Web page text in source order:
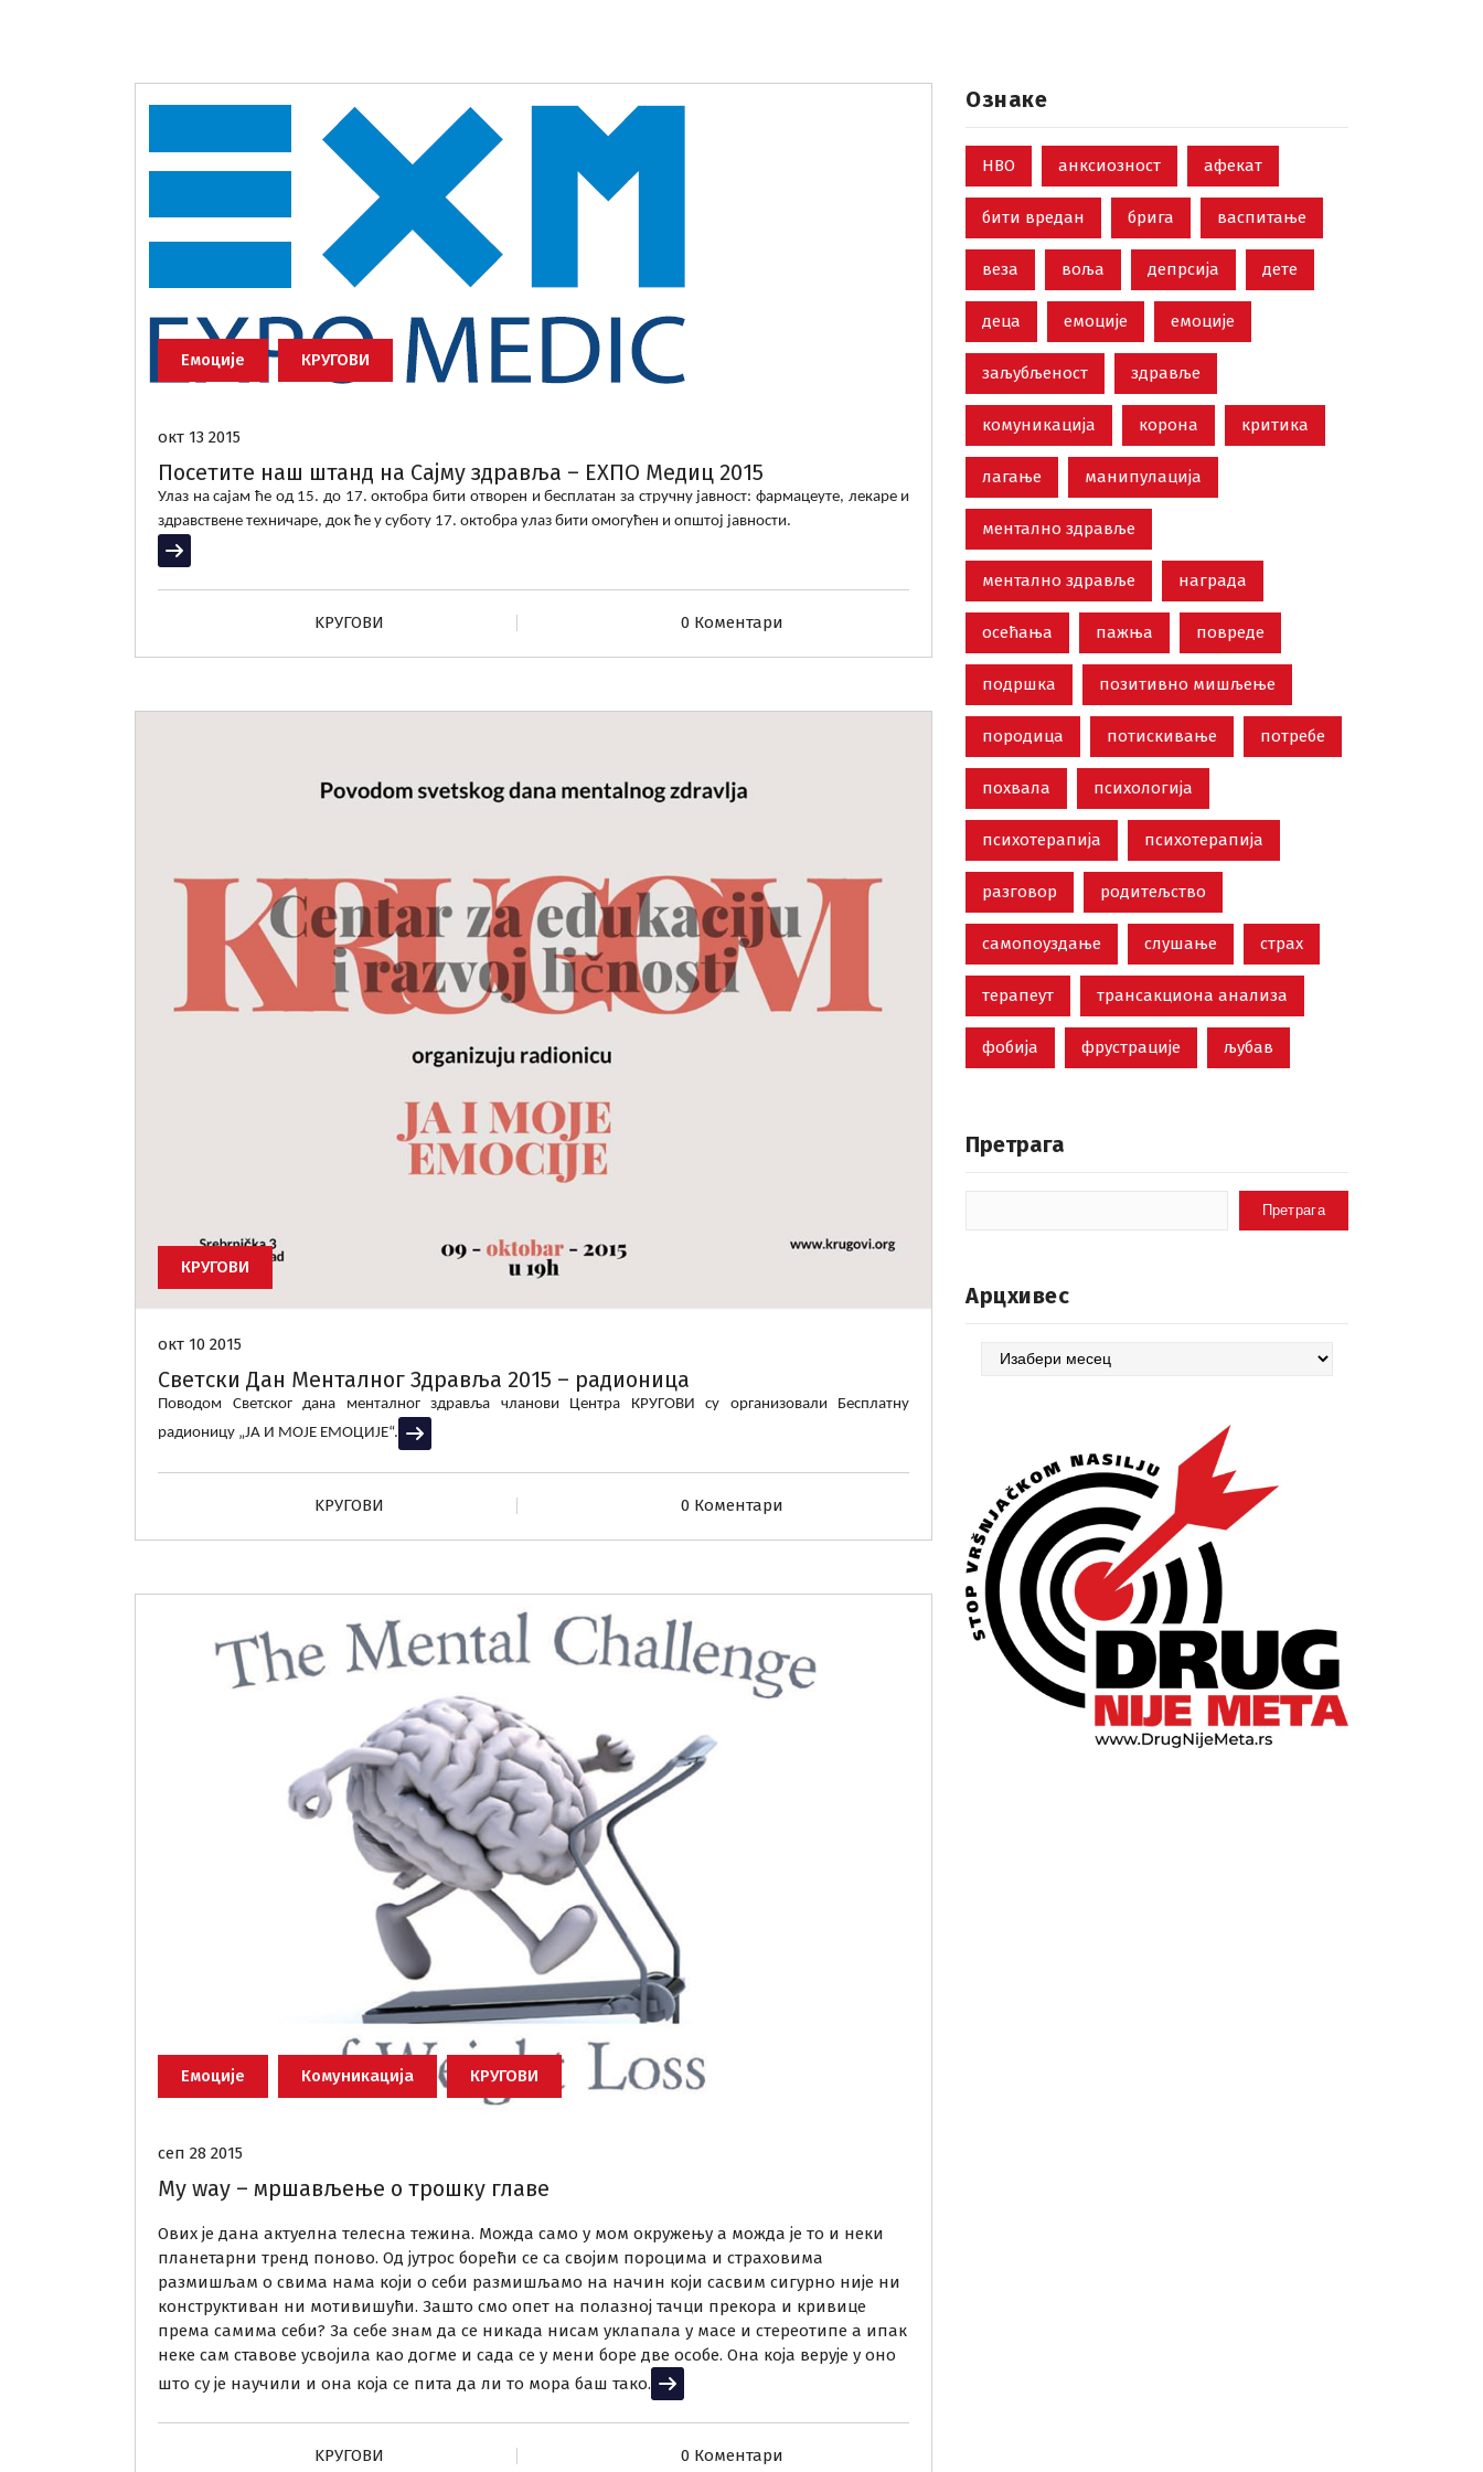
Емоције КРУГОВИ
окт 13 2015
Посетите наш штанд на Сајму здравља – ЕXПО Медиц 2015
Улаз на сајам ће од 15. до 17. октобра бити отворен и бесплатан за стручну јавност: фармацеуте, лекаре и
здравствене техничаре, док ће у суботу 17. октобра улаз бити омогућен и општој јавности.
Прочитај више
KРУГОВИ 0 Коментари
КРУГОВИ
окт 10 2015
Светски Дан Менталног Здравља 2015 – радионица
Поводом Светског дана менталног здравља чланови Центра КРУГОВИ су организовали Бесплатну
радионицу „ЈА И МОЈЕ ЕМОЦИЈЕ“. Прочитај више
KРУГОВИ 0 Коментари
Емоције Комуникација КРУГОВИ
сеп 28 2015
Мy wаy – мршављење о трошку главе
Ових је дана актуелна телесна тежина. Можда само у мом окружењу а можда је то и неки
планетарни тренд поново. Од јутрос борећи се са својим пороцима и страховима
размишљам о свима нама који о себи размишљамо на начин који сасвим сигурно није ни
конструктиван ни мотивишући. Зашто смо опет на полазној тачци прекора и кривице
према самима себи? За себе знам да се никада нисам уклапала у масе и стереотипе а ипак
неке сам ставове усвојила као догме и сада се у мени боре две особе. Она која верује у оно
што су је научили и она која се пита да ли то мора баш тако. Прочитај више
KРУГОВИ 0 Коментари
Ознаке
НВО анксиозност афекат
бити вредан брига васпитање
веза воља депрсија дете
деца емоције емоције
заљубљеност здравље
комуникација корона критика
лагање манипулација
ментално здравље
ментално здравље награда
осећања пажња повреде
подршка позитивно мишљење
породица потискивање потребе
похвала психологија
психотерапија психотерапија
разговор родитељство
самопоуздање слушање страх
терапеут трансакциона анализа
фобија фрустрације љубав
Претрага
Претрага
Арцхивес
Арцхивес